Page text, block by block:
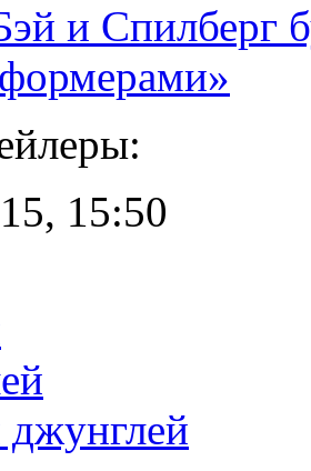
и Спилберг
15:50